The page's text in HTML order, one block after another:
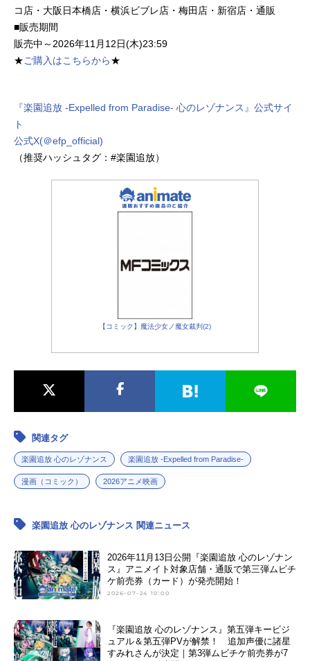
コ店・大阪日本橋店・横浜ビブレ店・梅田店・新宿店・通販
■販売期間
販売中～2026年11月12日(木)23:59
★ご購入はこちらから★
『楽園追放 -Expelled from Paradise- 心のレゾナンス』公式サイ
ト
公式X(＠efp_official)
（推奨ハッシュタグ：#楽園追放）
【コミック】魔法少女ノ魔女裁判(2)
関連タグ
楽園追放 心のレゾナンス 楽園追放 -Expelled from Paradise-
漫画（コミック） 2026アニメ映画
楽園追放 心のレゾナンス 関連ニュース
2026年11月13日公開『楽園追放 心のレゾナン
ス』アニメイト対象店舗・通販で第三弾ムビチ
ケ前売券（カード）が発売開始！
2026-07-24 10:00
『楽園追放 心のレゾナンス』第五弾キービジ
ュアル＆第五弾PVが解禁！ 追加声優に諸星
すみれさんが決定｜第3弾ムビチケ前売券が7